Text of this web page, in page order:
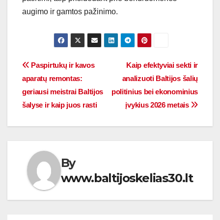
augimo ir gamtos pažinimo.
Navigacija
tarp
įrašų
Kaip efektyviai sekti ir
analizuoti Baltijos šalių
politinius bei ekonominius
įvykius 2026 metais
Paspirtukų ir kavos
aparatų remontas:
geriausi meistrai Baltijos
šalyse ir kaip juos rasti
By
www.baltijoskelias30.lt